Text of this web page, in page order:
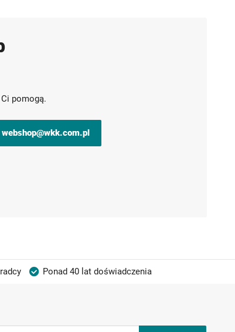
pomogą.
webshop@wkk.com.pl
Ponad 40 lat doświadczenia